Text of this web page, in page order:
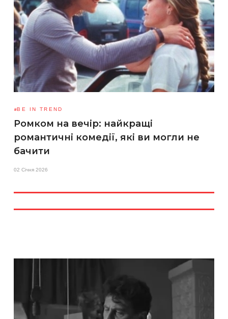
BE IN TREND
Ромком на вечір: найкращі
романтичні комедії, які ви могли не
бачити
02 Січня 2026